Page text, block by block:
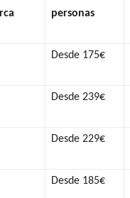
personas
Desde 175€
Desde 239€
Desde 229€
Desde 185€